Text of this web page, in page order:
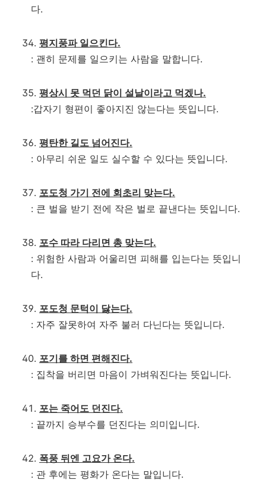
다.
평지풍파 일으킨다.
: 괜히 문제를 일으키는 사람을 말합니다.
평상시 못 먹던 닭이 설날이라고 먹겠나.
:갑자기 형편이 좋아지진 않는다는 뜻입니다.
평탄한 길도 넘어진다.
: 아무리 쉬운 일도 실수할 수 있다는 뜻입니다.
포도청 가기 전에 회초리 맞는다.
: 큰 벌을 받기 전에 작은 벌로 끝낸다는 뜻입니다.
포수 따라 다리면 총 맞는다.
: 위험한 사람과 어울리면 피해를 입는다는 뜻입니
다.
포도청 문턱이 닳는다.
: 자주 잘못하여 자주 불러 다닌다는 뜻입니다.
포기를 하면 편해진다.
: 집착을 버리면 마음이 가벼워진다는 뜻입니다.
포는 죽어도 던진다.
: 끝까지 승부수를 던진다는 의미입니다.
폭풍 뒤엔 고요가 온다.
: 관 후에는 평화가 온다는 말입니다.